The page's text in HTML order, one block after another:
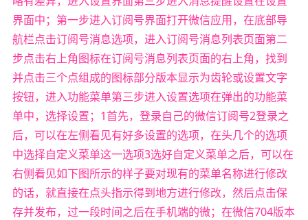
界面中；第一步进入订阅号界面打开微信应用，在底部导
航栏点击订阅号消息选项，进入订阅号消息列表页面第二
步点击右上角图标在订阅号消息列表页面的右上角，找到
并点击三个点组成的图标部分版本显示为齿轮或设置文字
按钮，进入功能菜单第三步进入设置选项在弹出的功能菜
单中，选择设置；1首先，登录自己的微信订阅号2登录之
后，可以在左侧看见有好多设置的选项，在头几个的选项
中选择自定义菜单这一选项3选好自定义菜单之后，可以在
右侧看见如下图所示的样子要对现有的菜单名称进行修改
的话，就直接在点头指示得到地方进行修改，然后点击保
存并发布，过一段时间之后在手机端的微；在微信704版本